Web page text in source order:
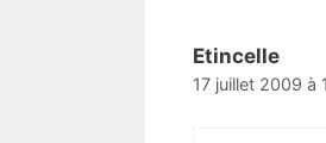
Etincelle
17 juillet 2009 à